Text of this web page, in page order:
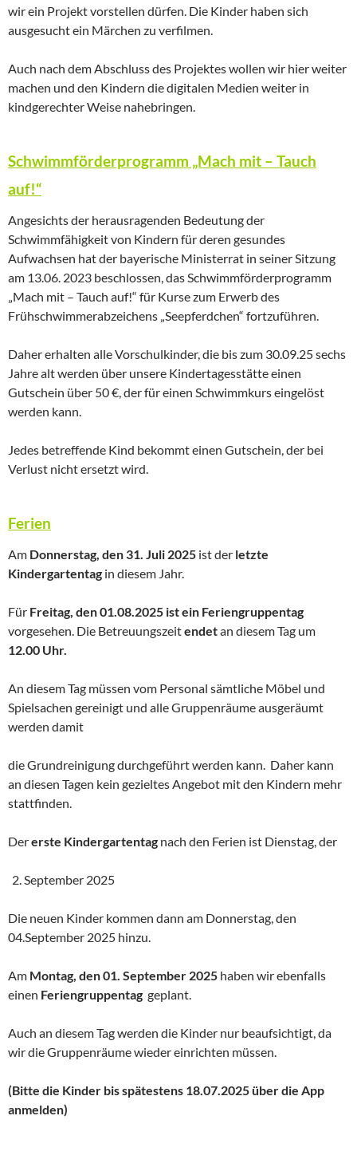
wir ein Projekt vorstellen dürfen. Die Kinder haben sich
ausgesucht ein Märchen zu verfilmen.
Auch nach dem Abschluss des Projektes wollen wir hier weiter
machen und den Kindern die digitalen Medien weiter in
kindgerechter Weise nahebringen.
Schwimmförderprogramm „Mach mit – Tauch
auf!“
Angesichts der herausragenden Bedeutung der
Schwimmfähigkeit von Kindern für deren gesundes
Aufwachsen hat der bayerische Ministerrat in seiner Sitzung
am 13.06. 2023 beschlossen, das Schwimmförderprogramm
„Mach mit – Tauch auf!“ für Kurse zum Erwerb des
Frühschwimmerabzeichens „Seepferdchen“ fortzuführen.
Daher erhalten alle Vorschulkinder, die bis zum 30.09.25 sechs
Jahre alt werden über unsere Kindertagesstätte einen
Gutschein über 50 €, der für einen Schwimmkurs eingelöst
werden kann.
Jedes betreffende Kind bekommt einen Gutschein, der bei
Verlust nicht ersetzt wird.
Ferien
Am Donnerstag, den 31. Juli 2025 ist der letzte
Kindergartentag in diesem Jahr.
Für Freitag, den 01.08.2025 ist ein Feriengruppentag
vorgesehen. Die Betreuungszeitendetan diesem Tag um
12.00 Uhr.
An diesem Tag müssen vom Personal sämtliche Möbel und
Spielsachen gereinigt und alle Gruppenräume ausgeräumt
werden damit
die Grundreinigung durchgeführt werden kann. Daher kann
an diesen Tagen kein gezieltes Angebot mit den Kindern mehr
stattfinden.
Dererste Kindergartentag nach den Ferien ist Dienstag, der
September 2025
Die neuen Kinder kommen dann am Donnerstag, den
04.September 2025 hinzu.
Am Montag, den 01. September 2025 haben wir ebenfalls
einen Feriengruppentag geplant.
Auch an diesem Tag werden die Kinder nur beaufsichtigt, da
wir die Gruppenräume wieder einrichten müssen.
(Bitte die Kinder bis spätestens 18.07.2025 über die App
anmelden)